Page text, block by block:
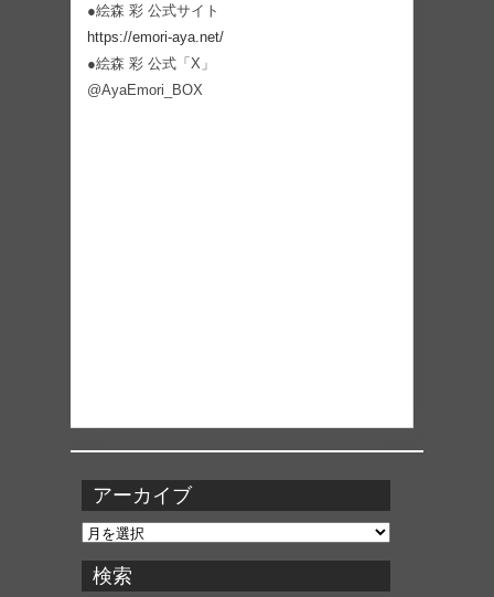
●絵森 彩 公式サイト
https://emori-aya.net/
●絵森 彩 公式「X」
@AyaEmori_BOX
アーカイブ
ア
カ
イ
検索